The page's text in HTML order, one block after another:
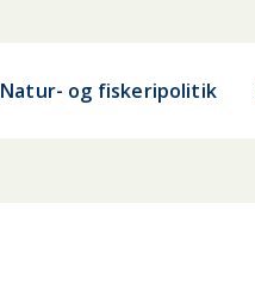
Natur- og fiskeripolitik